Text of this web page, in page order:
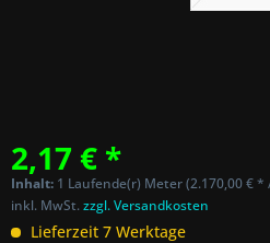
2,17 € *
Inhalt: 1 Laufende(r) Meter (2.170,00 €
inkl. MwSt.zzgl. Versandkosten
Lieferzeit 7 Werktage